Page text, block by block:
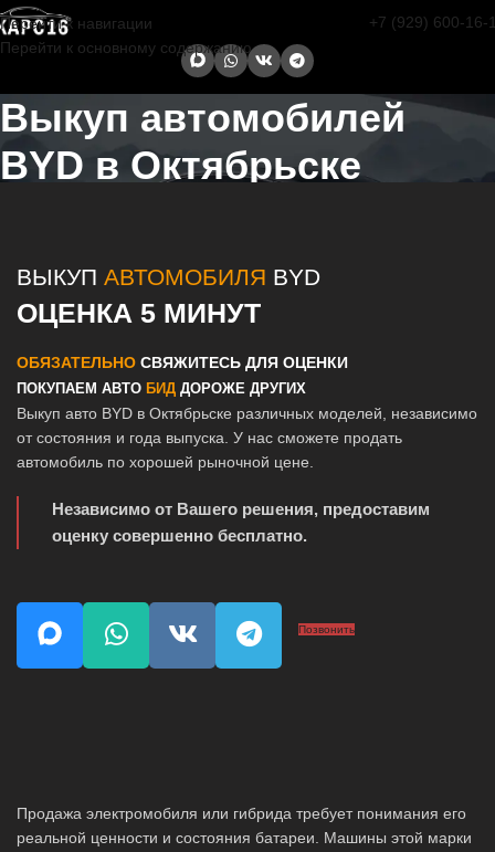
Перейти к навигации
Перейти к основному содержанию
+7 (929) 600-16-
Выкуп автомобилей
BYD в Октябрьске
ВЫКУП АВТОМОБИЛЯ BYD
ОЦЕНКА 5 МИНУТ
ОБЯЗАТЕЛЬНО СВЯЖИТЕСЬ ДЛЯ ОЦЕНКИ
ПОКУПАЕМ АВТО БИД ДОРОЖЕ ДРУГИХ
Выкуп авто BYD в Октябрьске различных моделей, независимо
от состояния и года выпуска. У нас сможете продать
автомобиль по хорошей рыночной цене.
Независимо от Вашего решения, предоставим
оценку совершенно бесплатно.
Позвонить
Продажа электромобиля или гибрида требует понимания его
реальной ценности и состояния батареи. Машины этой марки